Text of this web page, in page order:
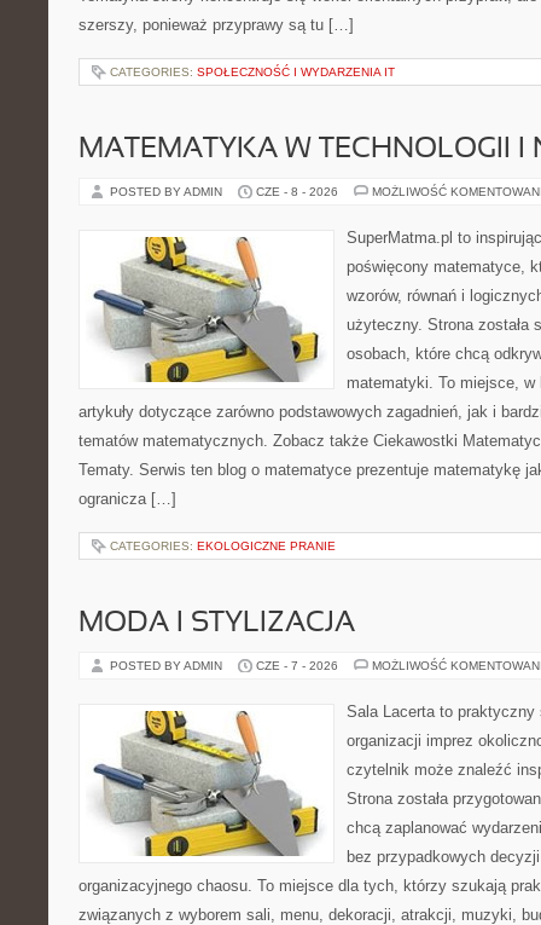
szerszy, ponieważ przyprawy są tu […]
CATEGORIES: SPOŁECZNOŚĆ I WYDARZENIA IT
MATEMATYKA W TECHNOLOGII I
POSTED BY ADMIN CZE - 8 - 2026 MOŻLIWOŚĆ
SuperMatma.pl to
poświęcony matematyce,
wzorów, równań i
użyteczny. Strona została
osobach, które chcą
matematyki. To miejsce,
artykuły dotyczące zarówno podstawowych zagadnień, jak i
tematów matematycznych. Zobacz także Ciekawostki
Tematy. Serwis ten blog o matematyce prezentuje matematykę
ogranicza […]
CATEGORIES: EKOLOGICZNE PRANIE
MODA I STYLIZACJA
POSTED BY ADMIN CZE - 7 - 2026 MOŻLIWOŚĆ
Sala Lacerta to praktyczny
organizacji imprez
czytelnik może znaleźć
Strona została
chcą zaplanować
bez przypadkowych
organizacyjnego chaosu. To miejsce dla tych, którzy szukają
związanych z wyborem sali, menu, dekoracji, atrakcji, muzyki,